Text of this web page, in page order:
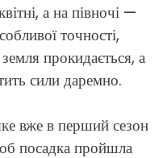
а на півночі —
точності,
прокидається, а
сили даремно.
вже в перший сезон
посадка пройшла